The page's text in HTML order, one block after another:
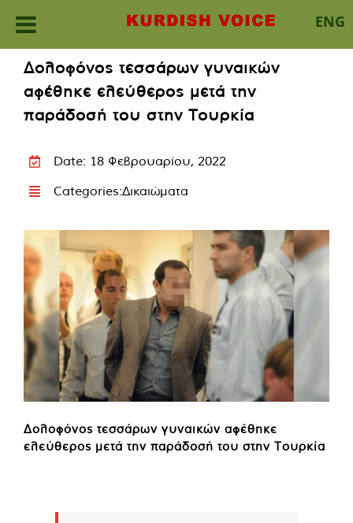
ENG
content
Δολοφόνος τεσσάρων γυναικών
αφέθηκε ελεύθερος μετά την
παράδοσή του στην Τουρκία
Date: 18 Φεβρουαρίου, 2022
Categories:Δικαιώματα
Δολοφόνος τεσσάρων γυναικών αφέθηκε
ελεύθερος μετά την παράδοσή του στην Τουρκία